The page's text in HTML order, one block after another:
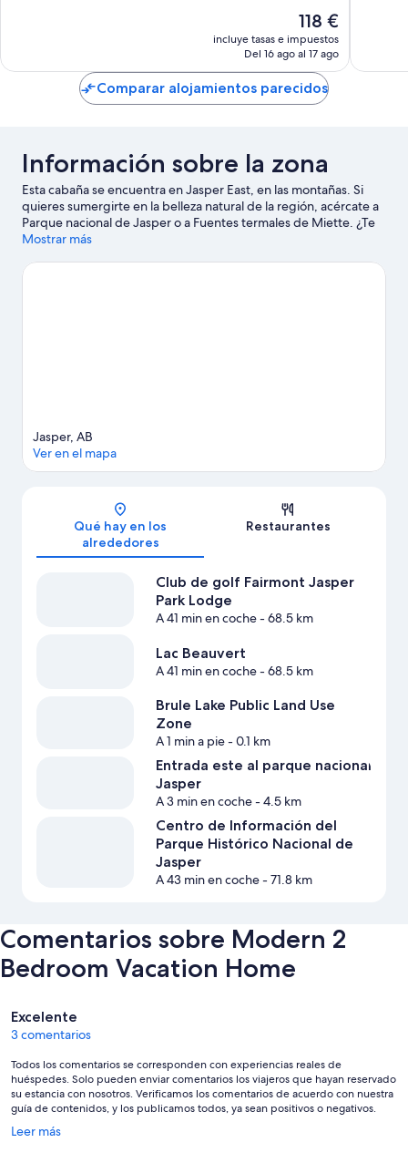
El
precio
actual
de
118 €
118 €
incluye tasas e impuestos
Del 16 ago al 17 ago
Comparar alojamientos parecidos
Información sobre la zona
Esta cabaña se encuentra en Jasper East, en las montañas. Si
quieres sumergirte en la belleza natural de la región, acércate a
Parque nacional de Jasper o a Fuentes termales de Miette. ¿Te
apetece disfrutar de un evento especial? Puedes consultar el
Dr. Duncan Murray. Al estar junto a la montaña, podrás acercarte
Mostrar más
Jasper, AB
Ver en el mapa
Qué hay en los
alrededores
Restaurantes
Club de golf Fairmont Jasper
Park Lodge
A 41 min en coche- 68.5 km
Lac Beauvert
A 41 min en coche- 68.5 km
Brule Lake Public Land Use
Zone
A 1 min a pie- 0.1 km
Entrada este al parque nacional
Jasper
A 3 min en coche- 4.5 km
Centro de Información del
Parque Histórico Nacional de
Jasper
A 43 min en coche- 71.8 km
Comentarios sobre Modern 2
Bedroom Vacation Home
Comentarios
Excelente
3 comentarios
Todos los comentarios se corresponden con experiencias reales de
huéspedes. Solo pueden enviar comentarios los viajeros que hayan reservado
su estancia con nosotros. Verificamos los comentarios de acuerdo con nuestra
guía de contenidos, y los publicamos todos, ya sean positivos o negativos.
Leer más
Se